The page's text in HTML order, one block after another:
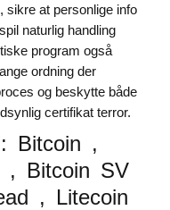
sikre at personlige info
naturlig handling
program også
ordning der
og beskytte både
certifikat terror.
Bitcoin ,
, Bitcoin SV
, Litecoin